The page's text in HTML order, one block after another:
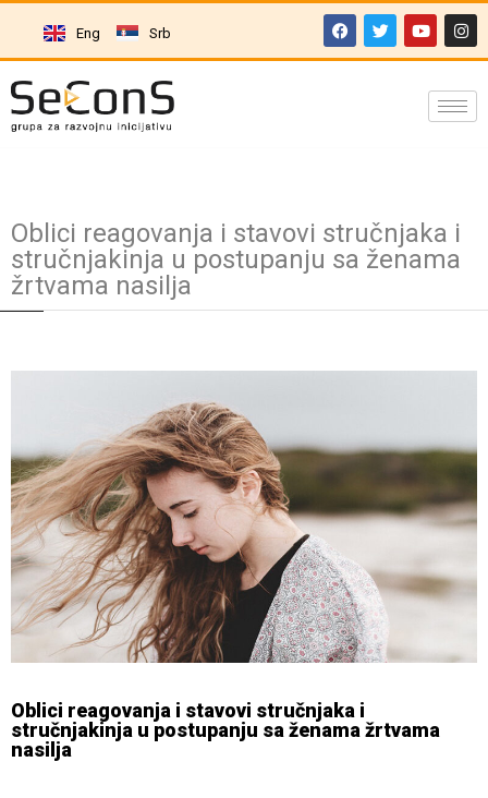
Eng Srb
Oblici reagovanja i stavovi stručnjaka i
stručnjakinja u postupanju sa ženama
žrtvama nasilja
Oblici reagovanja i stavovi stručnjaka i
stručnjakinja u postupanju sa ženama žrtvama
nasilja